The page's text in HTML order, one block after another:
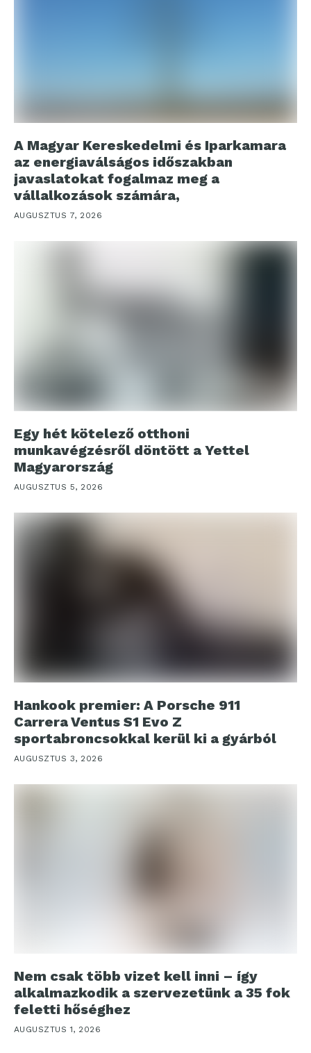
A Magyar Kereskedelmi és Iparkamara
az energiaválságos időszakban
javaslatokat fogalmaz meg a
vállalkozások számára,
AUGUSZTUS 7, 2026
Egy hét kötelező otthoni
munkavégzésről döntött a Yettel
Magyarország
AUGUSZTUS 5, 2026
Hankook premier: A Porsche 911
Carrera Ventus S1 Evo Z
sportabroncsokkal kerül ki a gyárból
AUGUSZTUS 3, 2026
Nem csak több vizet kell inni – így
alkalmazkodik a szervezetünk a 35 fok
feletti hőséghez
AUGUSZTUS 1, 2026